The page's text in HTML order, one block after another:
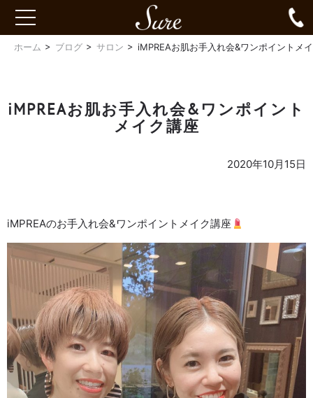
toggle
ホーム ブログ サロン iMPREAお肌お手入れ会&ワンポイントメ
iMPREAお肌お手入れ会&ワンポイント
メイク講座
2020年10月15日
iMPREAのお手入れ会&ワンポイントメイク講座